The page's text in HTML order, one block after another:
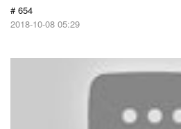
# 654
2018-10-08 05:29